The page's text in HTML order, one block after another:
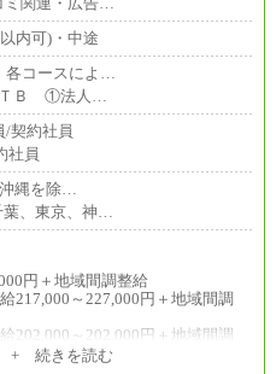
内可)・中途
各コースによ…
ＴＢ ①法人…
/契約社員
社員
縄を除…
、東京、神…
円＋地域間調整給
217,000～227,000円＋地域間調
～202,000円＋地域間調
+ 続きを読む